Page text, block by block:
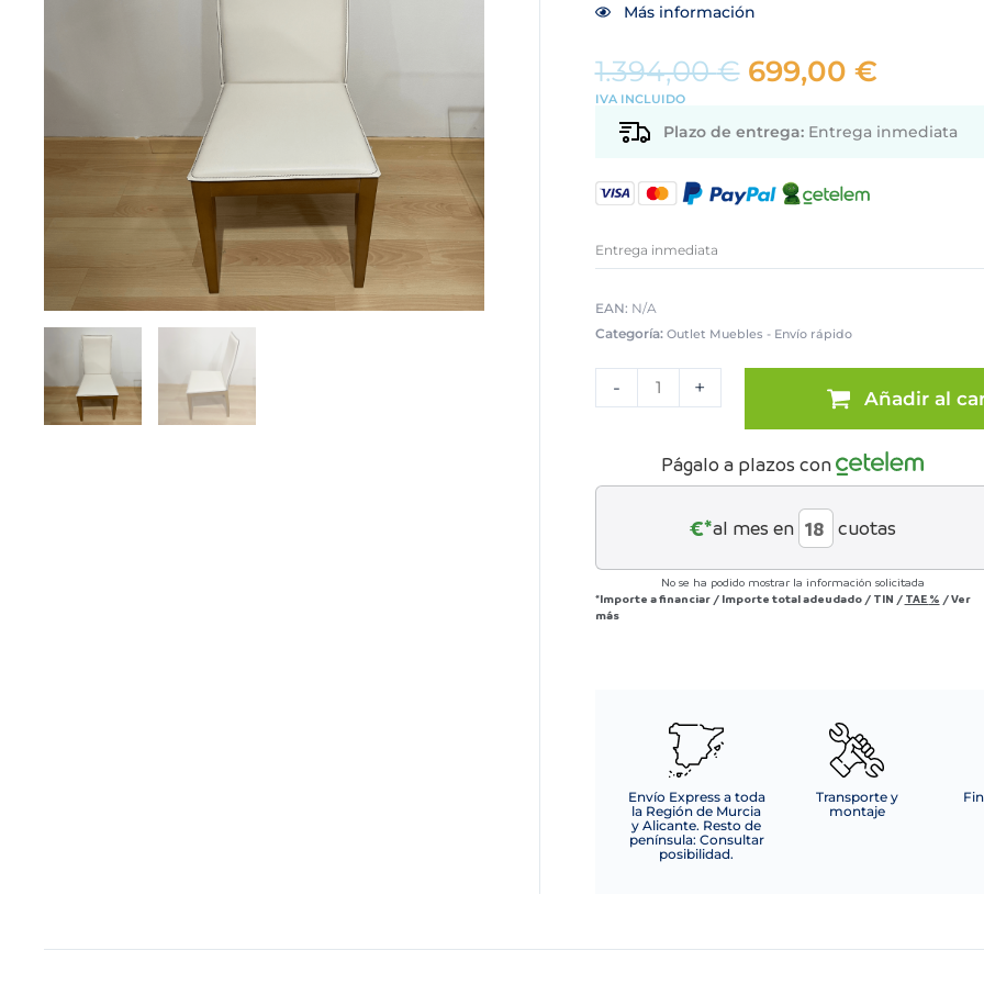
Más información
1.394,00€ El
precio
era:
699,00 €El
precio
es:
IVA INCLUIDO
Plazo de entrega:Entrega inmediata
Entrega inmediata
EAN: N/A
Categoría: Outlet Muebles - Envío rápido
-
6
cantidad
+ Añadir al
Págalo a plazos con
€*al mes en cuotas
No se ha podido mostrar la información solicitada
*Importe a financiar / Importe total adeudado / TIN / TAE % /Ver
más
Envío Express a toda
la Región de Murcia
y Alicante. Resto de
península: Consultar
posibilidad.
Transporte y
montaje